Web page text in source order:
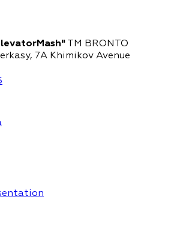
TM BRONTO
7A Khimikov Avenue